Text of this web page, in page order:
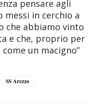
pensare agli
messi in cerchio a
che abbiamo vinto
e che, proprio per
un macigno”
SS Arezzo